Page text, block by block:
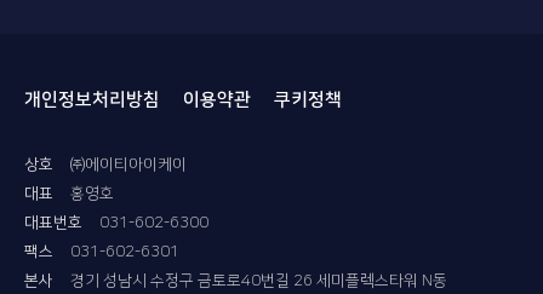
개인정보처리방침 이용약관 쿠키정책
상호
㈜에이티아이케이
대표
홍영호
대표번호
031-602-6300
팩스
031-602-6301
본사
경기 성남시 수정구 금토로40번길 26 세미플렉스타워 N동